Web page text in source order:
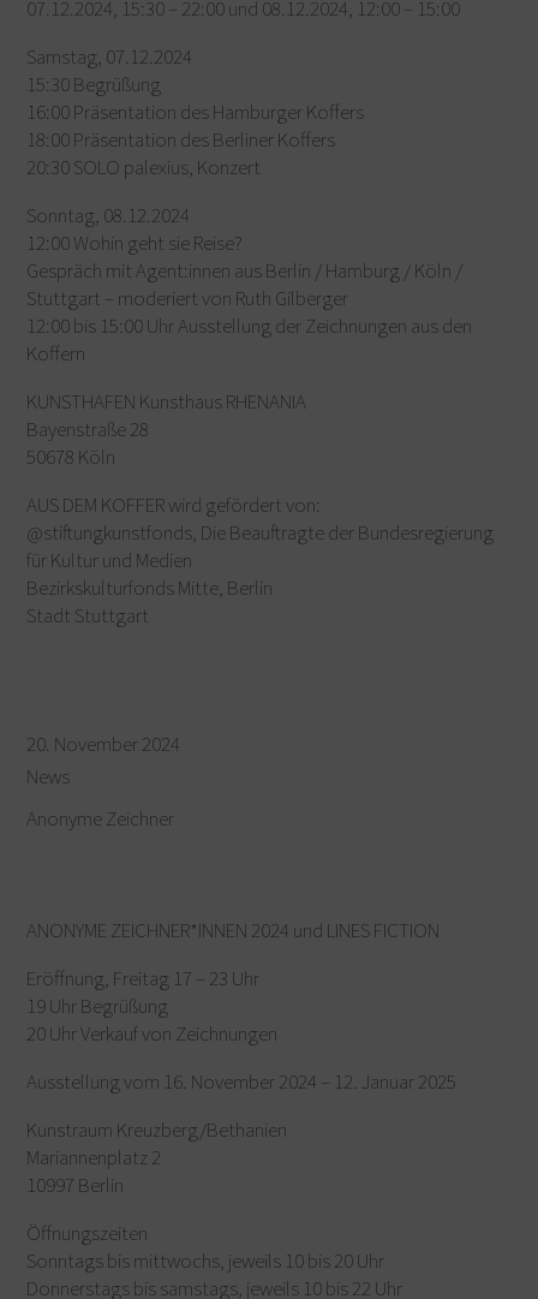
07.12.2024, 15:30 – 22:00 und 08.12.2024, 12:00 – 15:00
Samstag, 07.12.2024
15:30 Begrüßung
16:00 Präsentation des Hamburger Koffers
18:00 Präsentation des Berliner Koffers
20:30 SOLO palexius, Konzert
Sonntag, 08.12.2024
12:00 Wohin geht sie Reise?
Gespräch mit Agent:innen aus Berlin / Hamburg / Köln /
Stuttgart – moderiert von Ruth Gilberger
12:00 bis 15:00 Uhr Ausstellung der Zeichnungen aus den
Koffern
KUNSTHAFEN Kunsthaus RHENANIA
Bayenstraße 28
50678 Köln
AUS DEM KOFFER wird gefördert von:
@stiftungkunstfonds, Die Beauftragte der Bundesregierung
für Kultur und Medien
Bezirkskulturfonds Mitte, Berlin
Stadt Stuttgart
20. November 2024
News
Anonyme Zeichner
ANONYME ZEICHNER*INNEN 2024 und LINES FICTION
Eröffnung, Freitag 17 – 23 Uhr
19 Uhr Begrüßung
20 Uhr Verkauf von Zeichnungen
Ausstellung vom 16. November 2024 – 12. Januar 2025
Kunstraum Kreuzberg/Bethanien
Mariannenplatz 2
10997 Berlin
Öffnungszeiten
Sonntags bis mittwochs, jeweils 10 bis 20 Uhr
Donnerstags bis samstags, jeweils 10 bis 22 Uhr